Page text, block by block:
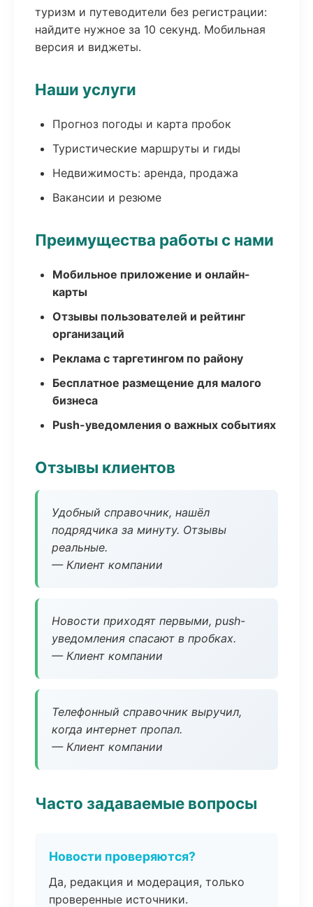
туризм и путеводители без регистрации:
найдите нужное за 10 секунд. Мобильная
версия и виджеты.
Наши услуги
Прогноз погоды и карта пробок
Туристические маршруты и гиды
Недвижимость: аренда, продажа
Вакансии и резюме
Преимущества работы с нами
Мобильное приложение и онлайн-
карты
Отзывы пользователей и рейтинг
организаций
Реклама с таргетингом по району
Бесплатное размещение для малого
бизнеса
Push-уведомления о важных событиях
Отзывы клиентов
Удобный справочник, нашёл
подрядчика за минуту. Отзывы
реальные.
— Клиент компании
Новости приходят первыми, push-
уведомления спасают в пробках.
— Клиент компании
Телефонный справочник выручил,
когда интернет пропал.
— Клиент компании
Часто задаваемые вопросы
Новости проверяются?
Да, редакция и модерация, только
проверенные источники.